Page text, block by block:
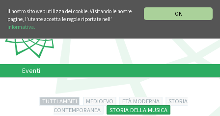
OK
Il nostro sito web utilizza dei cookie. Visitando le nostre
pagine, l’utente accetta le regole riportate nell’
informativa.
Eventi
TUTTI AMBITI MEDIOEVO ETÀ MODERNA
STORIA
CONTEMPORANEA
STORIA DELLA MUSICA